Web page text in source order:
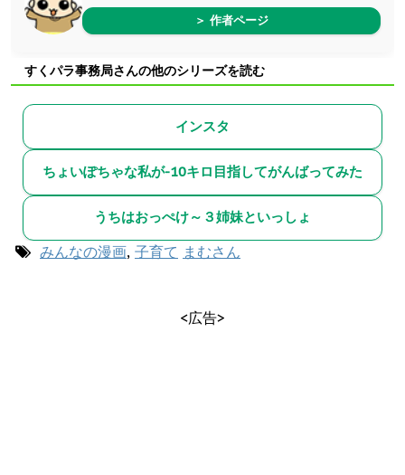
＞ 作者ページ
すくパラ事務局さんの他のシリーズを読む
インスタ
ちょいぽちゃな私が-10キロ目指してがんばってみた
うちはおっぺけ～３姉妹といっしょ
みんなの漫画, 子育て まむさん
<広告>